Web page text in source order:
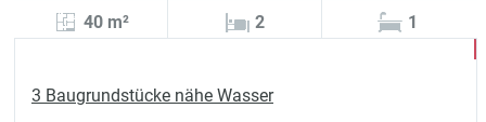
40 m² 2 1
3 Baugrundstücke nähe Wasser